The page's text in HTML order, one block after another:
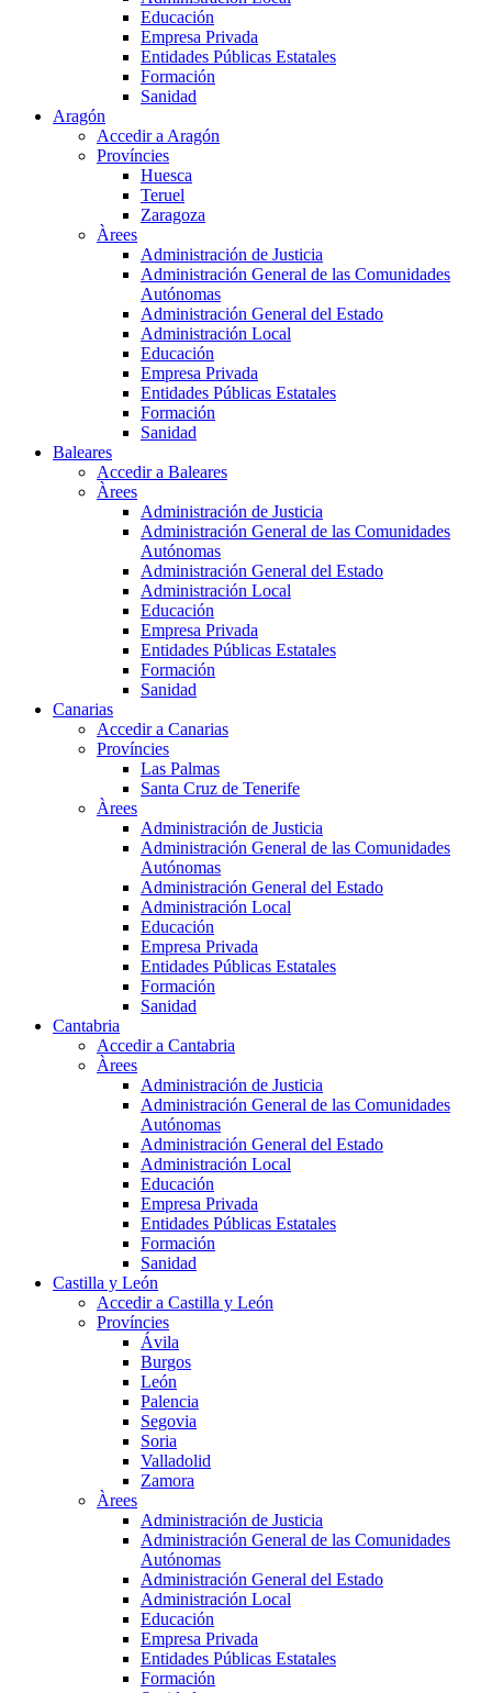
Educación
Empresa Privada
Entidades Públicas Estatales
Formación
Sanidad
Aragón
Accedir a Aragón
Províncies
Huesca
Teruel
Zaragoza
Àrees
Administración de Justicia
Administración General de las Comunidades
Autónomas
Administración General del Estado
Administración Local
Educación
Empresa Privada
Entidades Públicas Estatales
Formación
Sanidad
Baleares
Accedir a Baleares
Àrees
Administración de Justicia
Administración General de las Comunidades
Autónomas
Administración General del Estado
Administración Local
Educación
Empresa Privada
Entidades Públicas Estatales
Formación
Sanidad
Canarias
Accedir a Canarias
Províncies
Las Palmas
Santa Cruz de Tenerife
Àrees
Administración de Justicia
Administración General de las Comunidades
Autónomas
Administración General del Estado
Administración Local
Educación
Empresa Privada
Entidades Públicas Estatales
Formación
Sanidad
Cantabria
Accedir a Cantabria
Àrees
Administración de Justicia
Administración General de las Comunidades
Autónomas
Administración General del Estado
Administración Local
Educación
Empresa Privada
Entidades Públicas Estatales
Formación
Sanidad
Castilla y León
Accedir a Castilla y León
Províncies
Ávila
Burgos
León
Palencia
Segovia
Soria
Valladolid
Zamora
Àrees
Administración de Justicia
Administración General de las Comunidades
Autónomas
Administración General del Estado
Administración Local
Educación
Empresa Privada
Entidades Públicas Estatales
Formación